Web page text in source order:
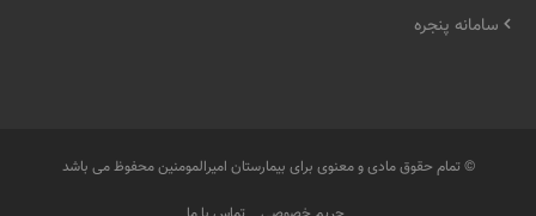
سامانه پنجره
© تمام حقوق مادی و معنوی برای بیمارستان امیرالمومنین محفوظ می باشد